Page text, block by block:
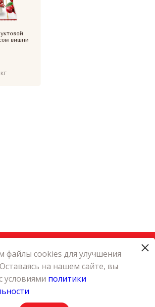
вишни
файлы cookies для улучшения
на нашем сайте, вы
условиями политики